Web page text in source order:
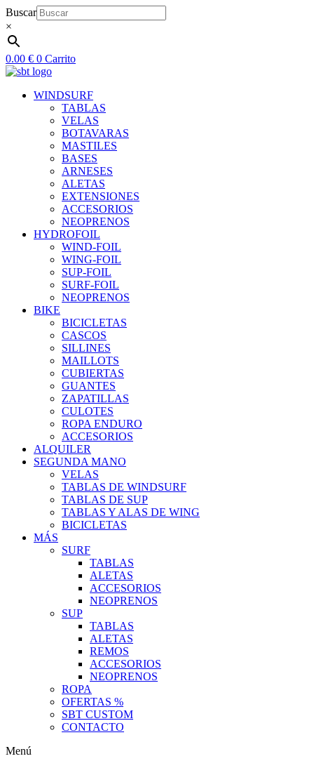
Ir
al
contenido
Buscar
×
0.00 € 0 Carrito
WINDSURF
TABLAS
VELAS
BOTAVARAS
MASTILES
BASES
ARNESES
ALETAS
EXTENSIONES
ACCESORIOS
NEOPRENOS
HYDROFOIL
WIND-FOIL
WING-FOIL
SUP-FOIL
SURF-FOIL
NEOPRENOS
BIKE
BICICLETAS
CASCOS
SILLINES
MAILLOTS
CUBIERTAS
GUANTES
ZAPATILLAS
CULOTES
ROPA ENDURO
ACCESORIOS
ALQUILER
SEGUNDA MANO
VELAS
TABLAS DE WINDSURF
TABLAS DE SUP
TABLAS Y ALAS DE WING
BICICLETAS
MÁS
SURF
TABLAS
ALETAS
ACCESORIOS
NEOPRENOS
SUP
TABLAS
ALETAS
REMOS
ACCESORIOS
NEOPRENOS
ROPA
OFERTAS %
SBT CUSTOM
CONTACTO
Menú